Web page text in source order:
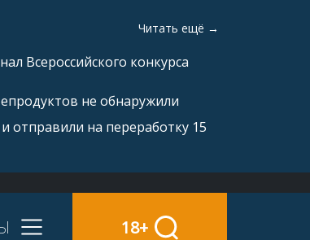
Читать ещё →
Всероссийского конкурса
не обнаружили
отправили на переработку 15
18+